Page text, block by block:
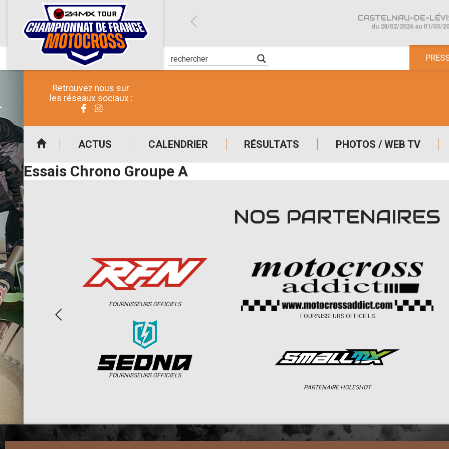
Retrouvez nous sur
les réseaux sociaux :
ACTUS CALENDRIER RÉSULTATS PHOTOS / WEB TV
CASTELNAU-DE-
du 28/02/2026 au 01/03/
Essais Chrono Groupe A
NOS PARTENAIRES
FOURNISSEURS OFFICIELS
FOURNISSEURS OFFICIELS
FOURNISSEURS OFFICIELS
PARTENAIRE HOLESHOT